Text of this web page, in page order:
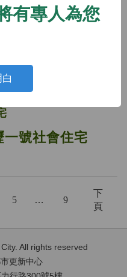
一號社會住宅
5 … 9
下
頁
All rights reserved
更新中心
有專人為您